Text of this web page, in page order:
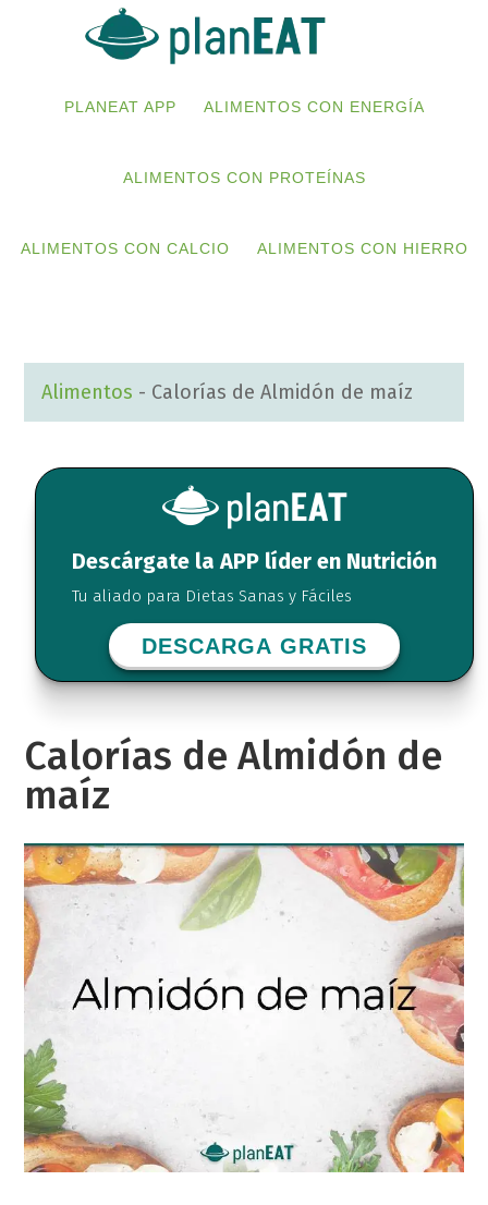
navigationPLANEAT APP ALIMENTOS CON ENERGÍA
ALIMENTOS CON PROTEÍNAS
ALIMENTOS CON CALCIO ALIMENTOS CON HIERRO
Alimentos - Calorías de Almidón de maíz
Descárgate la APP líder en Nutrición
Tu aliado para Dietas Sanas y Fáciles
DESCARGA GRATIS
Calorías de Almidón de
maíz